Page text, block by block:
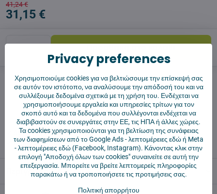
41,24 €
31,15 €
Σκύλος φύλακας Shippings
Κατασκευαστής:Vysajto.sk
✅ Έτοιμο για άμεση αποστολή
✅ ΔΩΡΕΑΝ αποστολή πάνω από 55 €
✅ Πολιτική επιστροφής 14 ημερών
Περιγραφή
Privacy preferences
Χρησιμοποιούμε cookies για να βελτιώσουμε την επίσκεψή σας
σε αυτόν τον ιστότοπο, να αναλύσουμε την απόδοσή του και να
συλλέξουμε δεδομένα σχετικά με τη χρήση του. Ενδέχεται να
χρησιμοποιήσουμε εργαλεία και υπηρεσίες τρίτων για τον
σκοπό αυτό και τα δεδομένα που συλλέγονται ενδέχεται να
διαβιβαστούν σε συνεργάτες στην ΕΕ, τις ΗΠΑ ή άλλες χώρες.
Τα cookies χρησιμοποιούνται για τη βελτίωση της συνάφειας
των διαφημίσεων από το Google Ads -λεπτομέρειες εδώή Meta
-λεπτομέρειες εδώ (Facebook, Instagram). Κάνοντας κλικ στην
επιλογή "Αποδοχή όλων των cookies" συναινείτε σε αυτή την
επεξεργασία. Μπορείτε να βρείτε λεπτομερείς πληροφορίες
παρακάτω ή να τροποποιήσετε τις προτιμήσεις σας.
Πολιτική απορρήτου